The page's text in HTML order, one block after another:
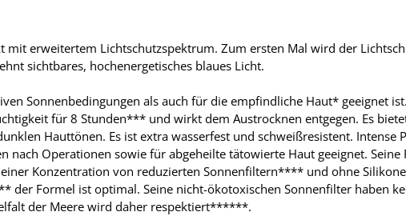
mit erweitertem Lichtschutzspektrum. Zum ersten Mal wird der
sichtbares, hochenergetisches blaues Licht.
Sonnenbedingungen als auch für die empfindliche Haut* geeignet
für 8 Stunden*** und wirkt dem Austrocknen entgegen. Es
Hauttönen. Es ist extra wasserfest und schweißresistent. Intense
nach Operationen sowie für abgeheilte tätowierte Haut geeignet.
Konzentration von reduzierten Sonnenfiltern**** und ohne
Formel ist optimal. Seine nicht-ökotoxischen Sonnenfilter haben
der Meere wird daher respektiert******.